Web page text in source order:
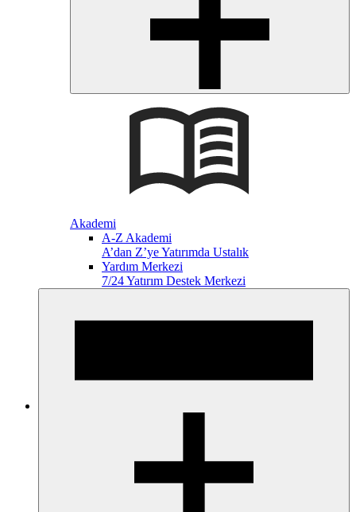
Akademi
A-Z Akademi
A’dan Z’ye Yatırımda Ustalık
Yardım Merkezi
7/24 Yatırım Destek Merkezi